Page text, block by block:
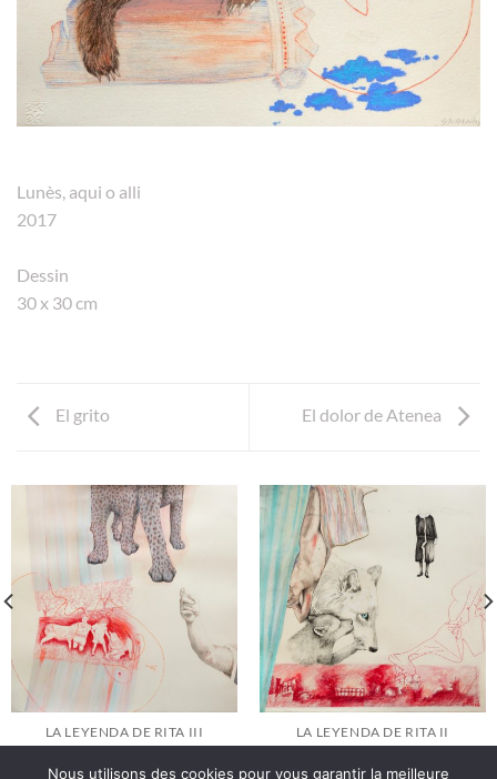
Lunès, aqui o alli
2017
Dessin
30 x 30 cm
El grito El dolor de Atenea
LA LEYENDA DE RITA III LA LEYENDA DE RITA II
Nous utilisons des cookies pour vous garantir la meilleure